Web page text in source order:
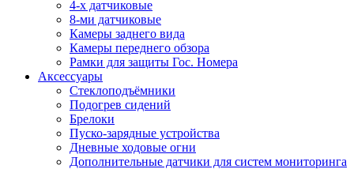
4-х датчиковые
8-ми датчиковые
Камеры заднего вида
Камеры переднего обзора
Рамки для защиты Гос. Номера
Аксессуары
Стеклоподъёмники
Подогрев сидений
Брелоки
Пуско-зарядные устройства
Дневные ходовые огни
Дополнительные датчики для систем мониторинга